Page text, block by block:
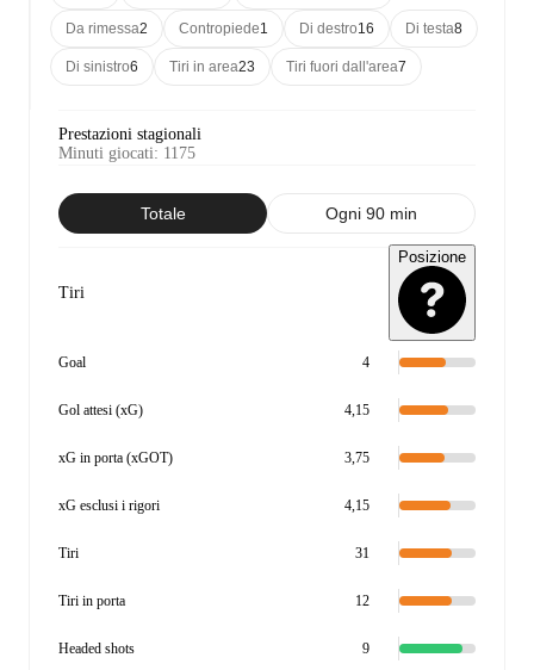
Da rimessa2 Contropiede1 Di destro16 Di testa8
Di sinistro6 Tiri in area23 Tiri fuori dall'area7
Prestazioni stagionali
Minuti giocati: 1175
Totale Ogni 90 min
Tiri
Posizione
Goal 4
Gol attesi (xG) 4,15
xG in porta (xGOT) 3,75
xG esclusi i rigori 4,15
Tiri 31
Tiri in porta 12
Headed shots 9